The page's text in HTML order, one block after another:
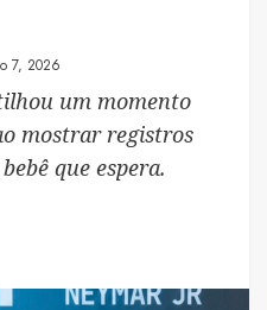
7, 2026
um momento
mostrar registros
que espera.